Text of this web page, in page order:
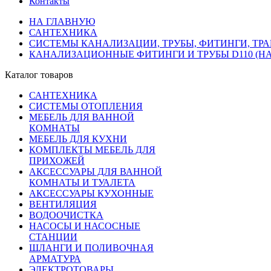
НА ГЛАВНУЮ
САНТЕХНИКА
СИСТЕМЫ КАНАЛИЗАЦИИ, ТРУБЫ, ФИТИНГИ,
КАНАЛИЗАЦИОННЫЕ ФИТИНГИ И ТРУБЫ D110
Каталог товаров
САНТЕХНИКА
СИСТЕМЫ ОТОПЛЕНИЯ
МЕБЕЛЬ ДЛЯ ВАННОЙ
КОМНАТЫ
МЕБЕЛЬ ДЛЯ КУХНИ
КОМПЛЕКТЫ МЕБЕЛЬ ДЛЯ
ПРИХОЖЕЙ
АКСЕССУАРЫ ДЛЯ ВАННОЙ
КОМНАТЫ И ТУАЛЕТА
АКСЕССУАРЫ КУХОННЫЕ
ВЕНТИЛЯЦИЯ
ВОДООЧИСТКА
НАСОСЫ И НАСОСНЫЕ
СТАНЦИИ
ШЛАНГИ И ПОЛИВОЧНАЯ
АРМАТУРА